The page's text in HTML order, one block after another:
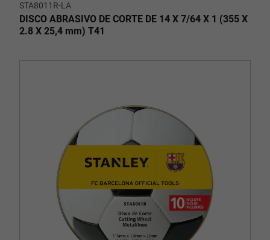
STA8011R-LA
DISCO ABRASIVO DE CORTE DE 14 X 7/64 X 1 (355 X
2.8 X 25,4 mm) T41